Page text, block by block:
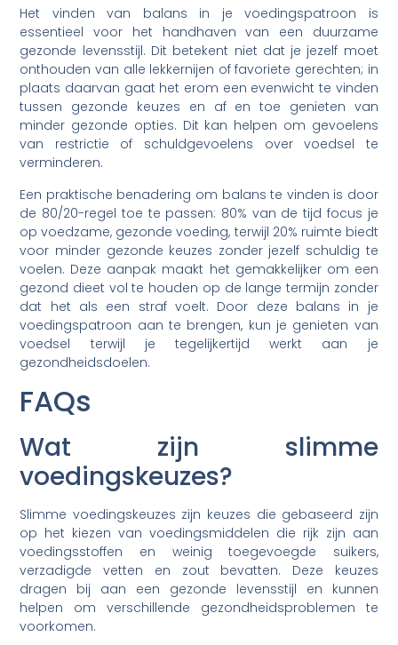
Het vinden van balans in je voedingspatroon is
essentieel voor het handhaven van een duurzame
gezonde levensstijl. Dit betekent niet dat je jezelf moet
onthouden van alle lekkernijen of favoriete gerechten; in
plaats daarvan gaat het erom een evenwicht te vinden
tussen gezonde keuzes en af en toe genieten van
minder gezonde opties. Dit kan helpen om gevoelens
van restrictie of schuldgevoelens over voedsel te
verminderen.
Een praktische benadering om balans te vinden is door
de 80/20-regel toe te passen: 80% van de tijd focus je
op voedzame, gezonde voeding, terwijl 20% ruimte biedt
voor minder gezonde keuzes zonder jezelf schuldig te
voelen. Deze aanpak maakt het gemakkelijker om een
gezond dieet vol te houden op de lange termijn zonder
dat het als een straf voelt. Door deze balans in je
voedingspatroon aan te brengen, kun je genieten van
voedsel terwijl je tegelijkertijd werkt aan je
gezondheidsdoelen.
FAQs
Wat zijn slimme
voedingskeuzes?
Slimme voedingskeuzes zijn keuzes die gebaseerd zijn
op het kiezen van voedingsmiddelen die rijk zijn aan
voedingsstoffen en weinig toegevoegde suikers,
verzadigde vetten en zout bevatten. Deze keuzes
dragen bij aan een gezonde levensstijl en kunnen
helpen om verschillende gezondheidsproblemen te
voorkomen.